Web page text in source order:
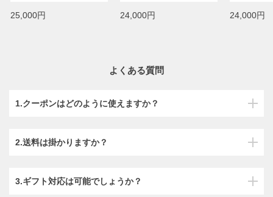
25,000円 24,000円 24,000円
よくある質問
1.クーポンはどのように使えますか？
2.送料は掛かりますか？
3.ギフト対応は可能でしょうか？